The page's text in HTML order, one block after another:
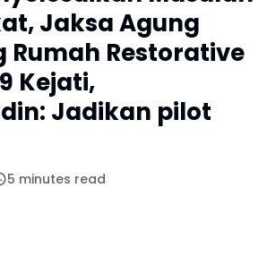
Jaksa Agung
Rumah Restorative
Kejati,
Jadikan pilot
5 minutes read